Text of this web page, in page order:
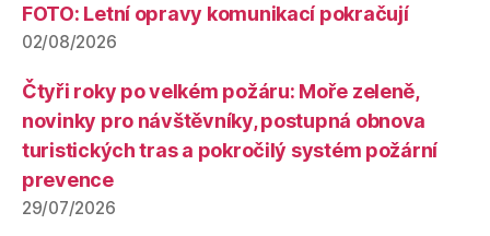
FOTO: Letní opravy komunikací pokračují
02/08/2026
Čtyři roky po velkém požáru: Moře zeleně,
novinky pro návštěvníky, postupná obnova
turistických tras a pokročilý systém požární
prevence
29/07/2026